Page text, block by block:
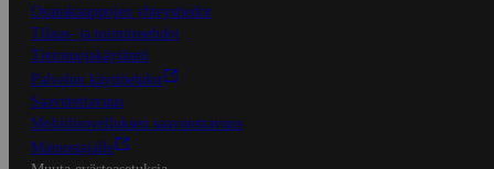
Osuuskauppojen yhteystiedot
Tilaus- ja toimitusehdot
Tietosuojakäytäntö
Palvelun käyttöehdot
Saavutettavuus
Mobiilisovelluksen saavutettavuus
Mainostajalle